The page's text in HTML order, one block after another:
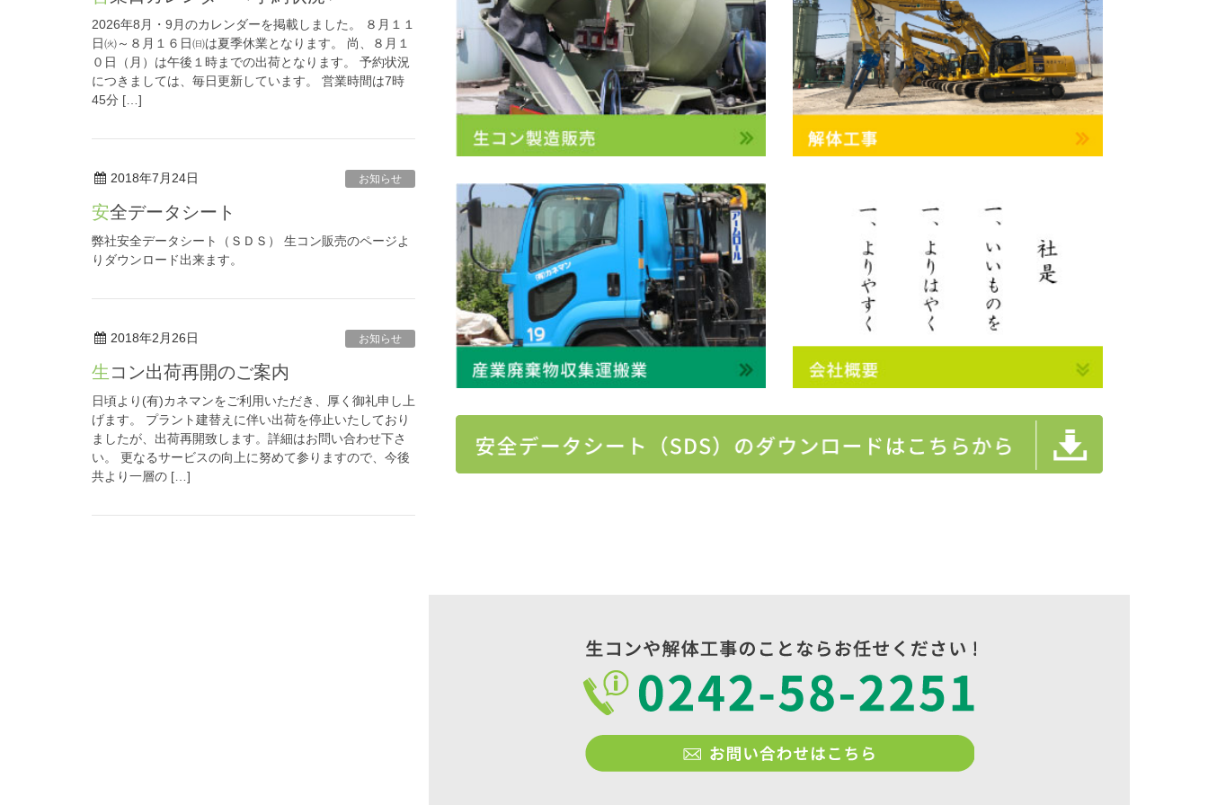
2026年8月・9月のカレンダーを掲載しました。 ８月１１
日㈫～８月１６日㈰は夏季休業となります。 尚、８月１
０日（月）は午後１時までの出荷となります。 予約状況
につきましては、毎日更新しています。 営業時間は7時
45分 […]
2018年7月24日 お知らせ
安全データシート
弊社安全データシート（ＳＤＳ） 生コン販売のページよ
りダウンロード出来ます。
2018年2月26日 お知らせ
生コン出荷再開のご案内
日頃より(有)カネマンをご利用いただき、厚く御礼申し上
げます。 プラント建替えに伴い出荷を停止いたしており
ましたが、出荷再開致します。詳細はお問い合わせ下さ
い。 更なるサービスの向上に努めて参りますので、今後
共より一層の […]